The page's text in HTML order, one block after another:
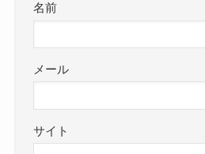
名前
メール
サイト